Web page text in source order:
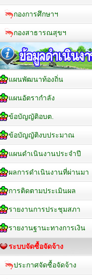
กองการศึกษาฯ
กองสาธารณสุขฯ
แผนพัฒนาท้องถิ่น
แผนอัตรากำลัง
ข้อบัญญัติอบต.
ข้อบัญญัติงบประมาณ
แผนดำเนินงานประจำปี
ผลการดำเนินงานที่ผ่านมา
การติดตามประเมินผล
รายงานการประชุมสภา
รายงานฐานะทางการเงิน
ระบบจัดซื้อจัดจ้าง
ประกาศจัดซื้อจัดจ้าง